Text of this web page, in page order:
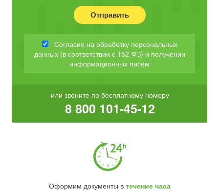
Отправить
Согласие на обработку персональных
данных (в соответствии с 152-ФЗ) и получении
информационных писем
или звоните по бесплатному номеру
8 800 101-45-12
Оформим документы в течение часа